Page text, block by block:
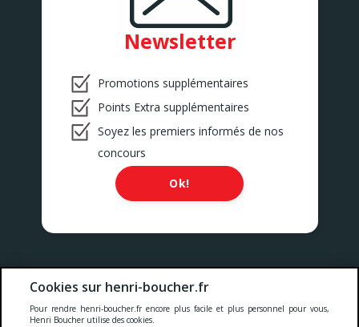
Newsletter
Promotions supplémentaires
Points Extra supplémentaires
Soyez les premiers informés de nos
concours
Ok!
Nos prix comprennent toutes les taxes, la TVA, les droits et les
services.
Cookies
- Confidentialité
Cookies sur henri-boucher.fr
Pour rendre henri-boucher.fr encore plus facile et plus personnel pour vous,
Henri Boucher utilise des cookies.